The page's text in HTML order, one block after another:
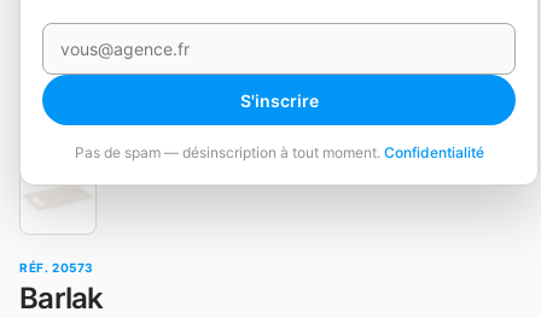
Votre e-mail
S'inscrire
Pas de spam — désinscription à tout moment. Confidentialité
RÉF. 20573
Barlak